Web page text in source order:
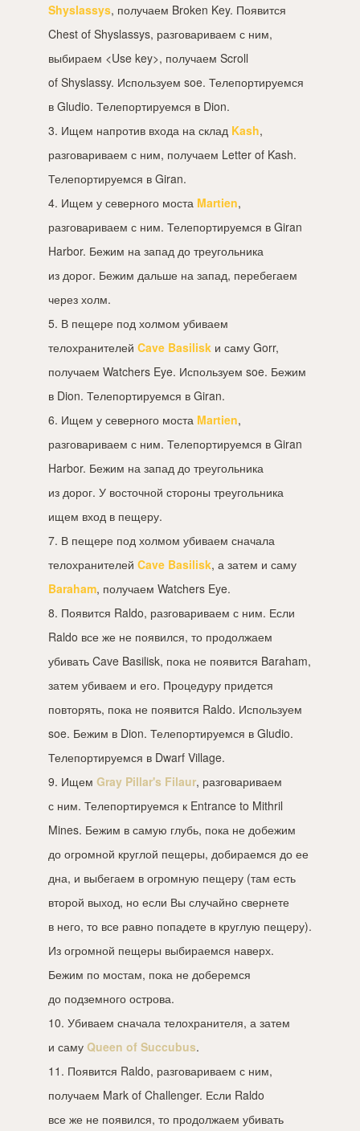
Shyslassys, получаем Broken Key. Появится
Chest of Shyslassys, разговариваем с ним,
выбираем <Use key>, получаем Scroll
of Shyslassy. Используем soe. Телепортируемся
в Gludio. Телепортируемся в Dion.
3. Ищем напротив входа на склад Kash,
разговариваем с ним, получаем Letter of Kash.
Телепортируемся в Giran.
4. Ищем у северного моста Martien,
разговариваем с ним. Телепортируемся в Giran
Harbor. Бежим на запад до треугольника
из дорог. Бежим дальше на запад, перебегаем
через холм.
5. В пещере под холмом убиваем
телохранителей Cave Basilisk и саму Gorr,
получаем Watchers Eye. Используем soe. Бежим
в Dion. Телепортируемся в Giran.
6. Ищем у северного моста Martien,
разговариваем с ним. Телепортируемся в Giran
Harbor. Бежим на запад до треугольника
из дорог. У восточной стороны треугольника
ищем вход в пещеру.
7. В пещере под холмом убиваем сначала
телохранителей Cave Basilisk, а затем и саму
Baraham, получаем Watchers Eye.
8. Появится Raldo, разговариваем с ним. Если
Raldo все же не появился, то продолжаем
убивать Cave Basilisk, пока не появится Baraham,
затем убиваем и его. Процедуру придется
повторять, пока не появится Raldo. Используем
soe. Бежим в Dion. Телепортируемся в Gludio.
Телепортируемся в Dwarf Village.
9. Ищем Gray Pillar's Filaur, разговариваем
с ним. Телепортируемся к Entrance to Mithril
Mines. Бежим в самую глубь, пока не добежим
до огромной круглой пещеры, добираемся до ее
дна, и выбегаем в огромную пещеру (там есть
второй выход, но если Вы случайно свернете
в него, то все равно попадете в круглую пещеру).
Из огромной пещеры выбираемся наверх.
Бежим по мостам, пока не доберемся
до подземного острова.
10. Убиваем сначала телохранителя, а затем
и саму Queen of Succubus.
11. Появится Raldo, разговариваем с ним,
получаем Mark of Challenger. Если Raldo
все же не появился, то продолжаем убивать